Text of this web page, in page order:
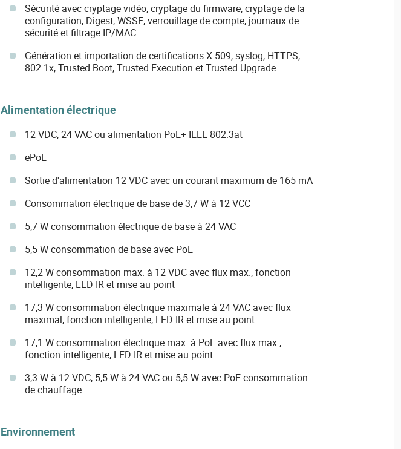
Sécurité avec cryptage vidéo, cryptage du firmware, cryptage de la
configuration, Digest, WSSE, verrouillage de compte, journaux de
sécurité et filtrage IP/MAC
Génération et importation de certifications X.509, syslog, HTTPS,
802.1x, Trusted Boot, Trusted Execution et Trusted Upgrade
Alimentation électrique
12 VDC, 24 VAC ou alimentation PoE+ IEEE 802.3at
ePoE
Sortie d'alimentation 12 VDC avec un courant maximum de 165 mA
Consommation électrique de base de 3,7 W à 12 VCC
5,7 W consommation électrique de base à 24 VAC
5,5 W consommation de base avec PoE
12,2 W consommation max. à 12 VDC avec flux max., fonction
intelligente, LED IR et mise au point
17,3 W consommation électrique maximale à 24 VAC avec flux
maximal, fonction intelligente, LED IR et mise au point
17,1 W consommation électrique max. à PoE avec flux max.,
fonction intelligente, LED IR et mise au point
3,3 W à 12 VDC, 5,5 W à 24 VAC ou 5,5 W avec PoE consommation
de chauffage
Environnement